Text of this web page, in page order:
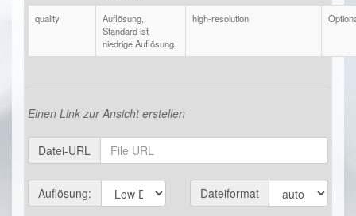
quality
Auflösung,
Standard ist
niedrige Auflösung.
high-resolution
Einen Link zur Ansicht erstellen
Datei-URL
Auflösung: Dateiformat